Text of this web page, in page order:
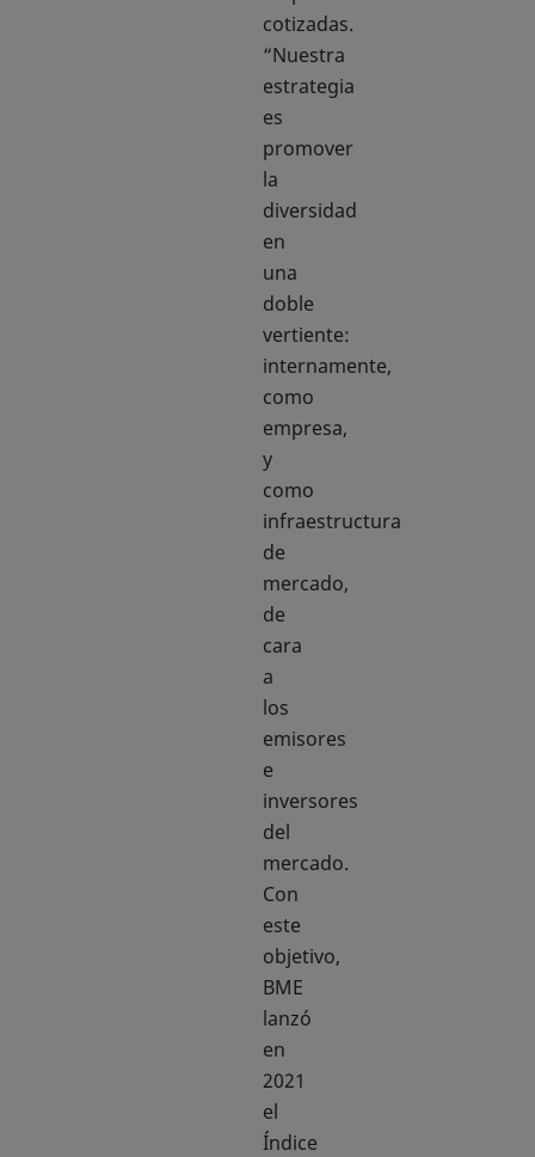
cotizadas.
“Nuestra
estrategia
es
promover
la
diversidad
en
una
doble
vertiente:
internamente,
como
empresa,
y
como
infraestructura
de
mercado,
de
cara
a
los
emisores
e
inversores
del
mercado.
Con
este
objetivo,
BME
lanzó
en
2021
el
Índice